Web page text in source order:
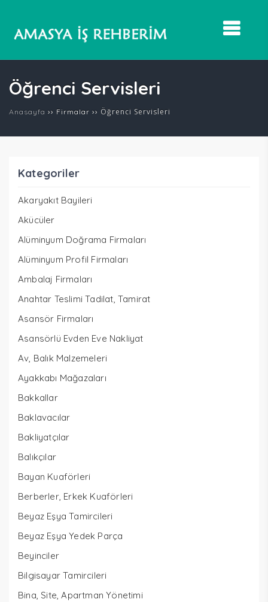
Öğrenci Servisleri
Anasayfa ›› Firmalar ›› Öğrenci Servisleri
Kategoriler
Akaryakıt Bayileri
Akücüler
Alüminyum Doğrama Firmaları
Alüminyum Profil Firmaları
Ambalaj Firmaları
Anahtar Teslimi Tadilat, Tamirat
Asansör Firmaları
Asansörlü Evden Eve Nakliyat
Av, Balık Malzemeleri
Ayakkabı Mağazaları
Bakkallar
Baklavacılar
Bakliyatçılar
Balıkçılar
Bayan Kuaförleri
Berberler, Erkek Kuaförleri
Beyaz Eşya Tamircileri
Beyaz Eşya Yedek Parça
Beyinciler
Bilgisayar Tamircileri
Bina, Site, Apartman Yönetimi